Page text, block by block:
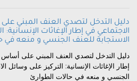
دليل التدخل لتصدي العنف المبني
الاجتماعي في إطار الإغاثات الإنسانية:
الاستجابة للعنف الجنسي و منعه في
دليل التدخل لتصدي العنف المبني على أساس
إطار الإغاثات الإنسانية: التركيز على وسائل
الجنسي و منعه في حالات الطوارئ